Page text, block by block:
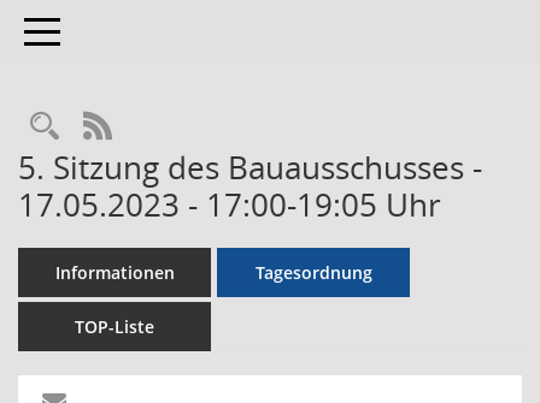
Toggle navigation
RSS-Feed
5. Sitzung des Bauausschusses -
17.05.2023 - 17:00-19:05 Uhr
Informationen Tagesordnung
TOP-Liste